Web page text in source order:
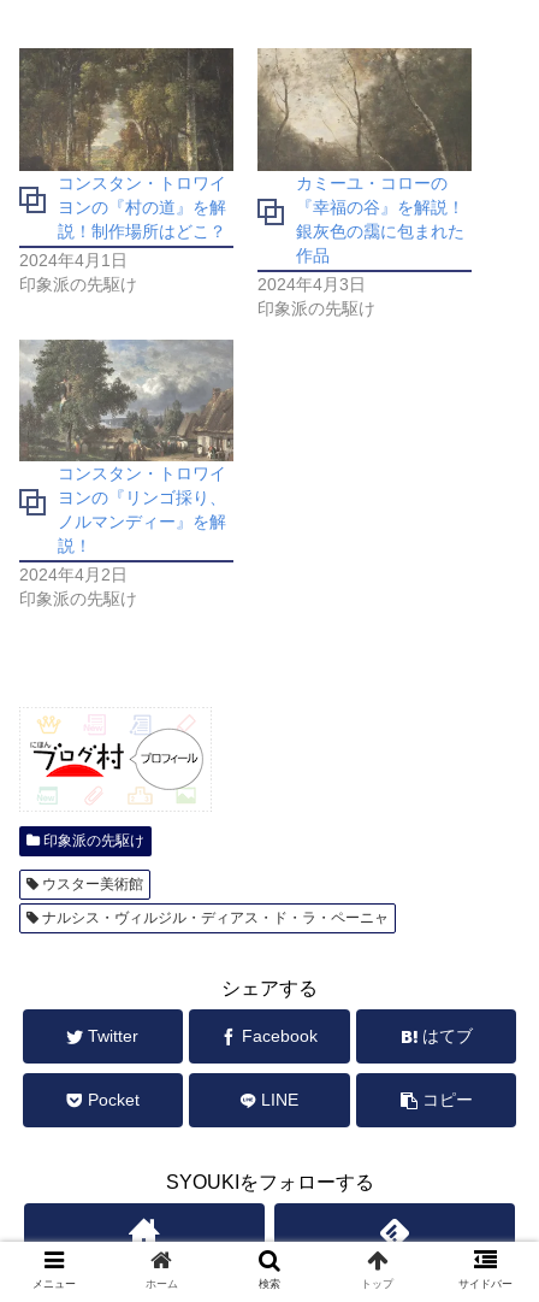
コンスタン・トロワイ
ヨンの『村の道』を解
説！制作場所はどこ？
2024年4月1日
印象派の先駆け
カミーユ・コローの
『幸福の谷』を解説！
銀灰色の靄に包まれた
作品
2024年4月3日
印象派の先駆け
コンスタン・トロワイ
ヨンの『リンゴ採り、
ノルマンディー』を解
説！
2024年4月2日
印象派の先駆け
印象派の先駆け
ウスター美術館
ナルシス・ヴィルジル・ディアス・ド・ラ・ペーニャ
シェアする
Twitter Facebook はてブ
Pocket LINE コピー
SYOUKIをフォローする
メニュー ホーム 検索 トップ サイドバー